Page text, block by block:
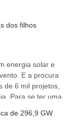
dos filhos
de 296,9 GW